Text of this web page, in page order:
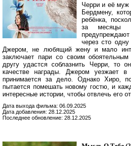
Черри и её муж
Бердмену,
ребёнка,
за месяцы
через сто одну
Джером, не любящий жену и мало
заключает пари со своим
другу удастся соблазнить Черри, то
качестве награды. Джером уезжает
принимается за дело. Однако Хиро,
пытается помешать новому гостю, и
интересные истории, чтобы отвлечь его
Дата выхода фильма: 06.09.2025
Дата добавления: 28.12.2025
Последнее обновление: 28.12.2025